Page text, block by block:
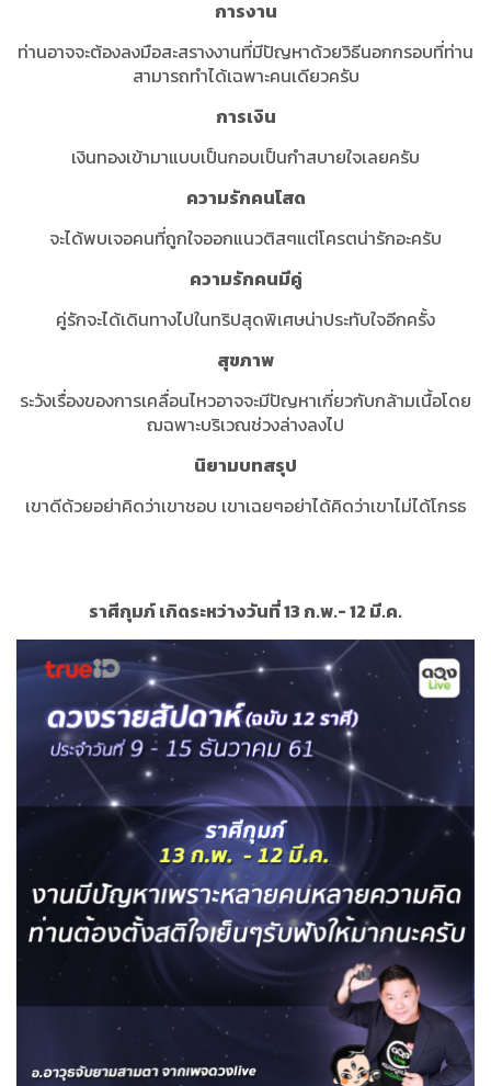
การงาน
ท่านอาจจะต้องลงมือสะสรางงานที่มีปัญหาด้วยวิธีนอกกรอบที่ท่าน
สามารถทำได้เฉพาะคนเดียวครับ
การเงิน
เงินทองเข้ามาแบบเป็นกอบเป็นกำสบายใจเลยครับ
ความรักคนโสด
จะได้พบเจอคนที่ถูกใจออกแนวติสๆแต่โครตน่ารักอะครับ
ความรักคนมีคู่
คู่รักจะได้เดินทางไปในทริปสุดพิเศษน่าประทับใจอีกครั้ง
สุขภาพ
ระวังเรื่องของการเคลื่อนไหวอาจจะมีปัญหาเกี่ยวกับกล้ามเนื้อโดย
ฌฉพาะบริเวณช่วงล่างลงไป
นิยามบทสรุป
เขาดีด้วยอย่าคิดว่าเขาชอบ เขาเฉยๆอย่าได้คิดว่าเขาไม่ได้โกรธ
ราศีกุมภ์ เกิดระหว่างวันที่ 13 ก.พ.- 12 มี.ค.